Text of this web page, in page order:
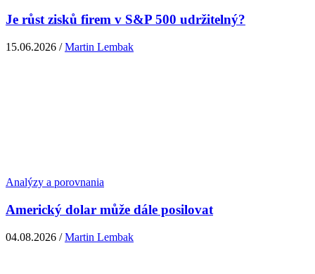
Je růst zisků firem v S&P 500 udržitelný?
15.06.2026 /Martin Lembak
Analýzy a porovnania
Americký dolar může dále posilovat
04.08.2026 /Martin Lembak